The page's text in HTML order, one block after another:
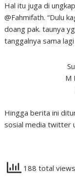
Hal itu juga di
@Fahmifath. “Dulu
doang pak. taunya
tanggalnya sama
M
Hingga berita ini
sosial media twitter
188 total views